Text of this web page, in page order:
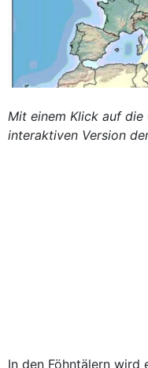
Mit einem Klick auf
interaktiven Version
In den Föhntälern